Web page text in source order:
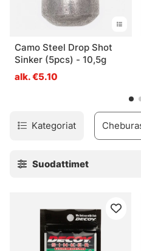
Camo Steel Drop Shot
Sinker (5pcs) - 10,5g
alk. €5.10
Kategoriat
Suodattimet